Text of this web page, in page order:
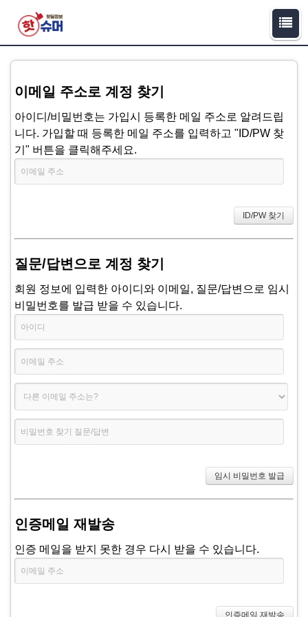
이메일 주소로 계정 찾기
아이디/비밀번호는 가입시 등록한 메일 주소로 알려드립
니다. 가입할 때 등록한 메일 주소를 입력하고 "ID/PW 찾
기" 버튼을 클릭해주세요.
질문/답변으로 계정 찾기
회원 정보에 입력한 아이디와 이메일, 질문/답변으로 임시
비밀번호를 발급 받을 수 있습니다.
인증메일 재발송
인증 메일을 받지 못한 경우 다시 받을 수 있습니다.